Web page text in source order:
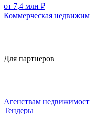
от 7,4 млн ₽
Коммерческая
Для партнеров
Агенствам
Тендеры